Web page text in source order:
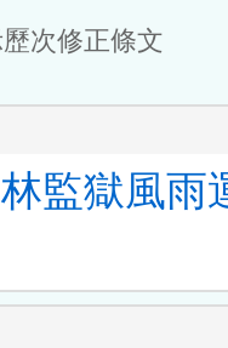
次修正條文
監獄風雨